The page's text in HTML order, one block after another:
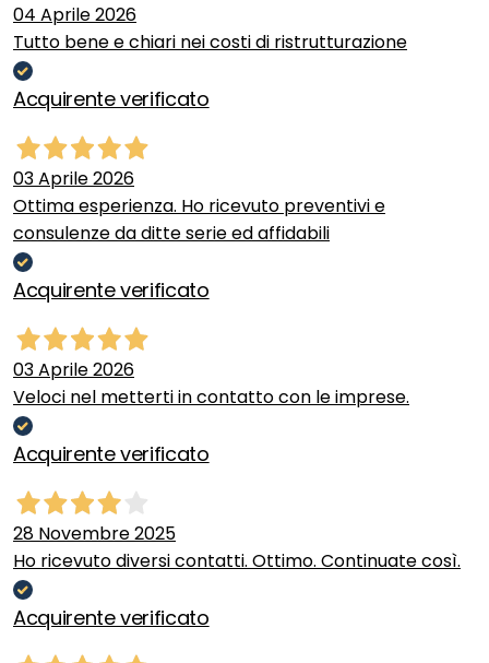
04 Aprile 2026
Tutto bene e chiari nei costi di ristrutturazione
Acquirente verificato
03 Aprile 2026
Ottima esperienza. Ho ricevuto preventivi e
consulenze da ditte serie ed affidabili
Acquirente verificato
03 Aprile 2026
Veloci nel metterti in contatto con le imprese.
Acquirente verificato
28 Novembre 2025
Ho ricevuto diversi contatti. Ottimo. Continuate così.
Acquirente verificato